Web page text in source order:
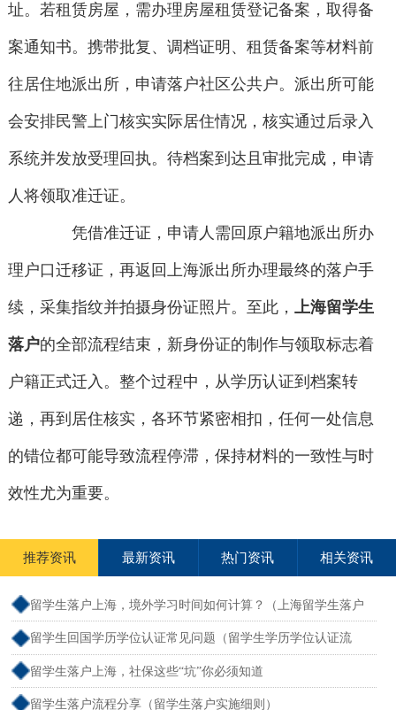
址。若租赁房屋，需办理房屋租赁登记备案，取得备
案通知书。携带批复、调档证明、租赁备案等材料前
往居住地派出所，申请落户社区公共户。派出所可能
会安排民警上门核实实际居住情况，核实通过后录入
系统并发放受理回执。待档案到达且审批完成，申请
人将领取准迁证。
凭借准迁证，申请人需回原户籍地派出所办
理户口迁移证，再返回上海派出所办理最终的落户手
续，采集指纹并拍摄身份证照片。至此， 上海留学生
落户的全部流程结束，新身份证的制作与领取标志着
户籍正式迁入。整个过程中，从学历认证到档案转
递，再到居住核实，各环节紧密相扣，任何一处信息
的错位都可能导致流程停滞，保持材料的一致性与时
效性尤为重要。
推荐资讯 最新资讯 热门资讯 相关资讯
留学生落户上海，境外学习时间如何计算？（上海留学生落户
境外留学满一年）
留学生回国学历学位认证常见问题（留学生学历学位认证流
程）
留学生落户上海，社保这些“坑”你必须知道
留学生落户流程分享（留学生落户实施细则）